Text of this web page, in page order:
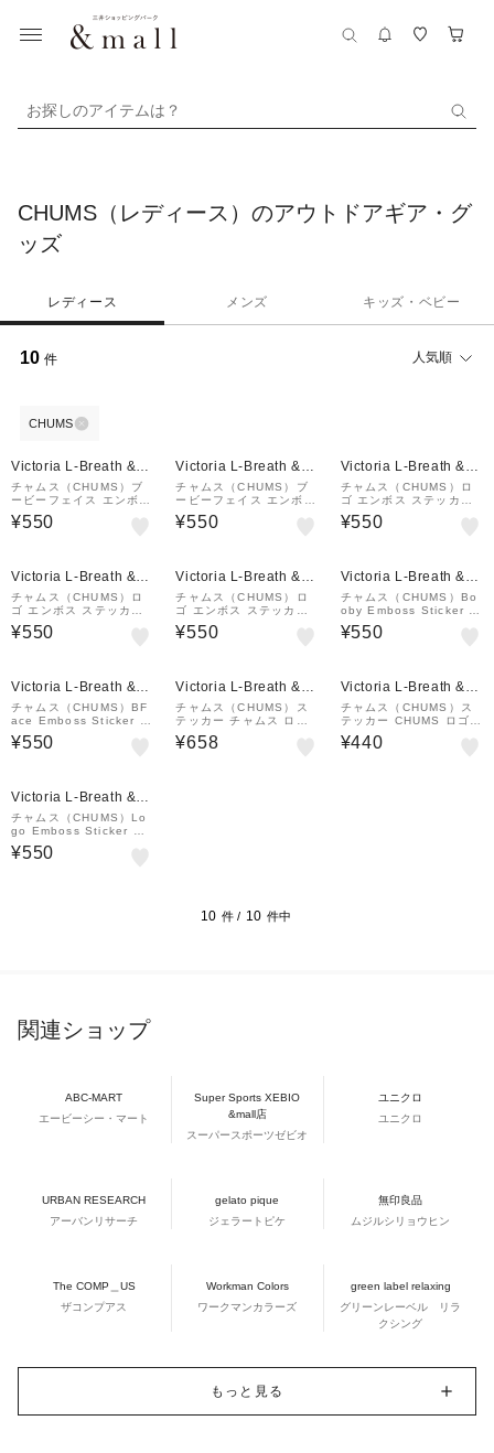
お探しのアイテムは？
CHUMS（レディース）のアウトドアギア・グ
ッズ
レディース メンズ キッズ・ベビー
10 件 人気順
CHUMS
Victoria L-Breath &m
all店
チャムス（CHUMS）ブ
ービーフェイス エンボス
ステッカー CH62-1127-
T001-00
¥550
Victoria L-Breath &m
all店
チャムス（CHUMS）ブ
ービーフェイス エンボス
ステッカー CH62-1127-
R001-00
¥550
Victoria L-Breath &m
all店
チャムス（CHUMS）ロ
ゴ エンボス ステッカー
CH62-1125-W001-00
¥550
Victoria L-Breath &m
all店
チャムス（CHUMS）ロ
ゴ エンボス ステッカー
CH62-1125-R001-00
¥550
Victoria L-Breath &m
all店
チャムス（CHUMS）ロ
ゴ エンボス ステッカー
CH62-1125-T001-00
¥550
Victoria L-Breath &m
all店
チャムス（CHUMS）Bo
oby Emboss Sticker C
H62-1126-T001-00 ス
テッカー
¥550
Victoria L-Breath &m
all店
チャムス（CHUMS）BF
ace Emboss Sticker C
H62-1127-K001-00
¥550
Victoria L-Breath &m
all店
チャムス（CHUMS）ス
テッカー チャムス ロゴ
ラージ CH62-1058-000
0-00
¥658
Victoria L-Breath &m
all店
チャムス（CHUMS）ス
テッカー CHUMS ロゴ
M シール CH62-1071-0
000-00
¥440
Victoria L-Breath &m
all店
チャムス（CHUMS）Lo
go Emboss Sticker CH
62-1125-K001-00
¥550
10 件 / 10 件中
関連ショップ
ABC-MART
エービーシー・マート
Super Sports XEBIO
&mall店
スーパースポーツゼビオ
ユニクロ
ユニクロ
URBAN RESEARCH
アーバンリサーチ
gelato pique
ジェラートピケ
無印良品
ムジルシリョウヒン
The COMP＿US
ザコンプアス
Workman Colors
ワークマンカラーズ
green label relaxing
グリーンレーベル リラ
クシング
もっと見る